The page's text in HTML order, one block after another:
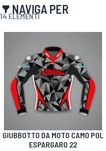
NAVIGA PER
14 ELEMENTI
GIUBBOTTO DA MOTO CAMO POL
ESPARGARO 22